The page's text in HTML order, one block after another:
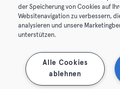
© 2026 Urban Sports Group
AGB Datenschutz
Vertrag hier kündigen Hier
der Speicherung von Cookies auf
Websitenavigation zu verbessern,
analysieren und unsere
unterstützen.
Alle Cookies
ablehnen